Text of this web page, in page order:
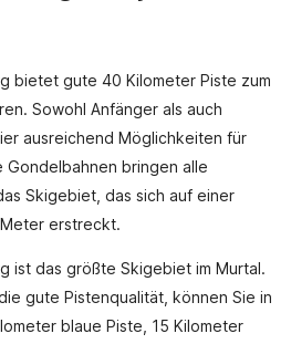
bietet gute 40 Kilometer Piste zum
Sowohl Anfänger als auch
ausreichend Möglichkeiten für
bringen alle
Skigebiet, das sich auf einer
erstreckt.
ist das größte Skigebiet im Murtal.
gute Pistenqualität, können Sie in
blaue Piste, 15 Kilometer